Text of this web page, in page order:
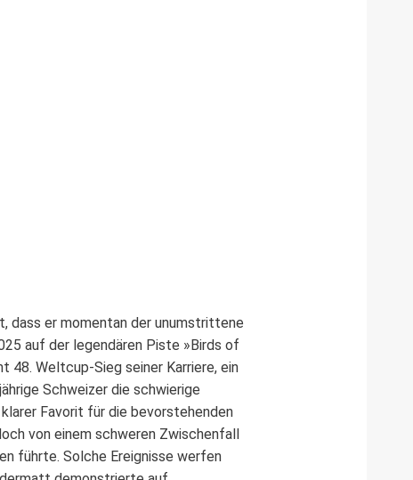
dass er momentan der unumstrittene
auf der legendären Piste »Birds of
48. Weltcup-Sieg seiner Karriere, ein
Schweizer die schwierige
Favorit für die bevorstehenden
von einem schweren Zwischenfall
führte. Solche Ereignisse werfen